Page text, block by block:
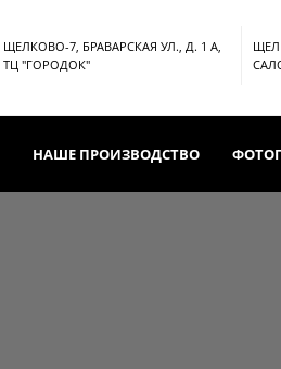
ЩЕЛКОВО-7, БРАВАРСКАЯ УЛ., Д. 1 А,
ТЦ "ГОРОДОК"
НАШЕ ПРОИЗВОДСТВО